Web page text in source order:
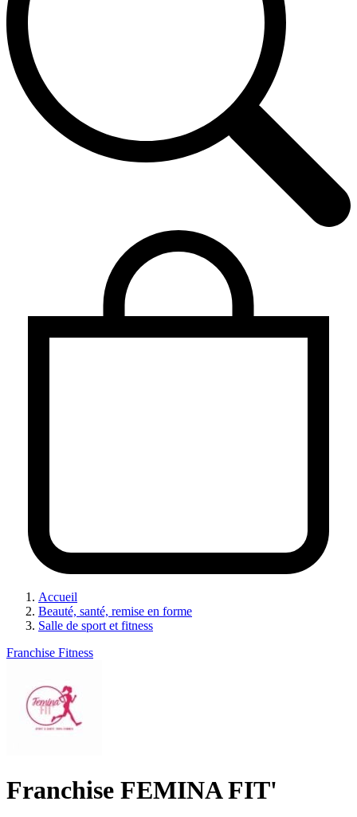
Accueil
Beauté, santé, remise en forme
Salle de sport et fitness
Franchise Fitness
Franchise FEMINA FIT'